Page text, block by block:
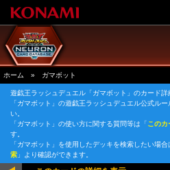
ホーム » ガマボット
遊戯王ラッシュデュエル「ガマボット」のカード詳
「ガマボット」の遊戯王ラッシュデュエル公式ル
い。
「ガマボット」の使い方に関する質問等は「このカ
す。
「ガマボット」を使用したデッキを検索したい場合
索 」より確認ができます。